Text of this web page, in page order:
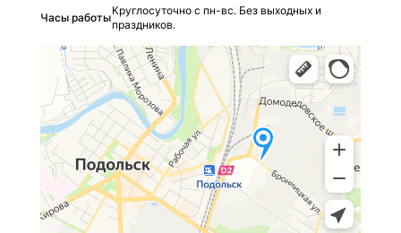
Часы работы
Круглосуточно с пн-вс. Без выходных и
праздников.